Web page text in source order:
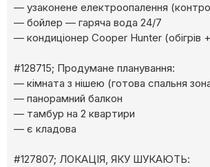
— узаконене електроопалення
— бойлер — гаряча вода 24/7
— кондиціонер Cooper Hunter (обігрів
#128715; Продумане планування:
— кімната з нішею (готова спальня
— панорамний балкон
— тамбур на 2 квартири
— є кладова
#127807; ЛОКАЦІЯ, ЯКУ ШУКАЮТЬ: